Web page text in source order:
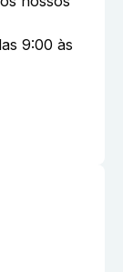
9:00 às